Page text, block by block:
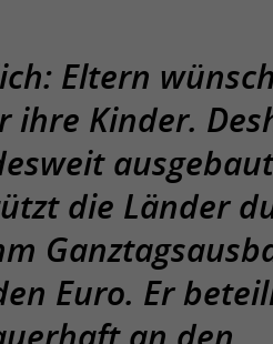
Eltern
ihre Kinder.
ausgebaut
die Länder
Euro. Er